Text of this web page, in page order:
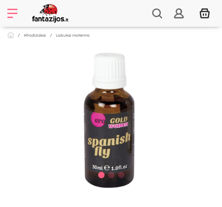
Afrodiziakai Lašiukai moterims